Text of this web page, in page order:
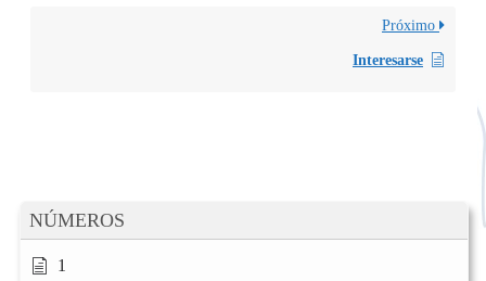
NÚMEROS
1
Próximo
Interesarse